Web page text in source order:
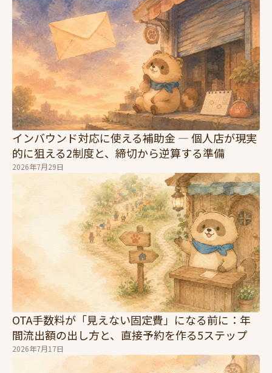
インバウンド対応に使える補助金 — 個人店が現実
的に狙える2制度と、締切から逆算する準備
2026年7月29日
OTA手数料が「見えない固定費」になる前に：年
間流出額の出し方と、直接予約を作る5ステップ
2026年7月17日